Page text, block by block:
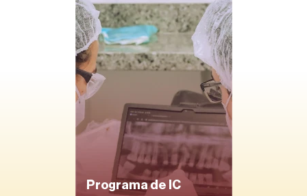
Programa de IC